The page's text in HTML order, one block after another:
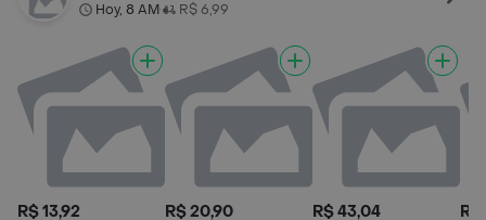
Hoy, 8 AM• R$ 6,99
R$ 13,92 R$ 20,90 R$ 43,04 R$